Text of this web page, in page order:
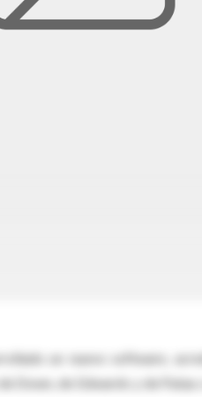
un nuevo software,
Down, de Edwards y de